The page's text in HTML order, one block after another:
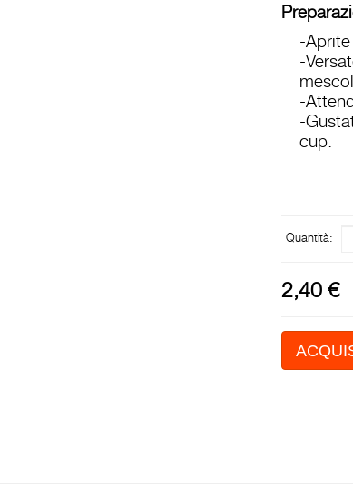
-
-
-
-
cup.
Quantità:
2,40 €